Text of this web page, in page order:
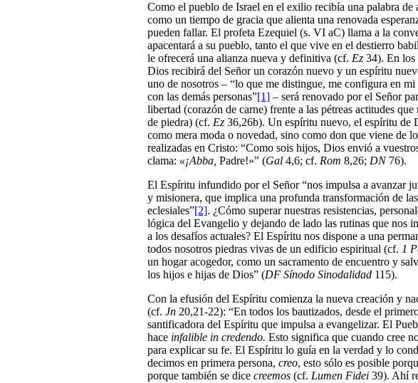
Como el pueblo de Israel en el exilio recibía una palabra
como un tiempo de gracia que alienta una renovada
pueden fallar. El profeta Ezequiel (s. VI aC) llama a la
apacentará a su pueblo, tanto el que vive en el destierro
le ofrecerá una alianza nueva y definitiva (cf. Ez 34). En los
Dios recibirá del Señor un corazón nuevo y un espíritu
uno de nosotros – “lo que me distingue, me configura en
con las demás personas”[1] – será renovado por el Señor
libertad (corazón de carne) frente a las pétreas actitudes
de piedra) (cf. Ez 36,26b). Un espíritu nuevo, el espíritu de
como mera moda o novedad, sino como don que viene de
realizadas en Cristo: “Como sois hijos, Dios envió a
clama: «¡Abba, Padre!»” (Gal 4,6; cf. Rom 8,26; DN 76).
El Espíritu infundido por el Señor “nos impulsa a avanzar
y misionera, que implica una profunda transformación de
eclesiales”[2]. ¿Cómo superar nuestras resistencias,
lógica del Evangelio y dejando de lado las rutinas que nos
a los desafíos actuales? El Espíritu nos dispone a una
todos nosotros piedras vivas de un edificio espiritual (cf. 1
un hogar acogedor, como un sacramento de encuentro y
los hijos e hijas de Dios” (DF Sínodo Sinodalidad 115).
Con la efusión del Espíritu comienza la nueva creación y
(cf. Jn 20,21-22): “En todos los bautizados, desde el
santificadora del Espíritu que impulsa a evangelizar. El
hace infalible in credendo. Esto significa que cuando cree
para explicar su fe. El Espíritu lo guía en la verdad y lo
decimos en primera persona, creo, esto sólo es posible
porque también se dice creemos (cf. Lumen Fidei 39). Ahí